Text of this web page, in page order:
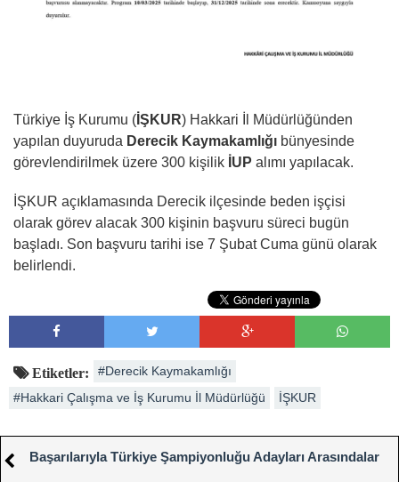
Türkiye İş Kurumu ( İŞKUR) Hakkari İl Müdürlüğünden
yapılan duyuruda Derecik Kaymakamlığı bünyesinde
görevlendirilmek üzere 300 kişilik İUP alımı yapılacak.
İŞKUR açıklamasında Derecik ilçesinde beden işçisi
olarak görev alacak 300 kişinin başvuru süreci bugün
başladı. Son başvuru tarihi ise 7 Şubat Cuma günü olarak
belirlendi.
Etiketler:
#Derecik Kaymakamlığı
#Hakkari Çalışma ve İş Kurumu İl Müdürlüğü
İŞKUR
Başarılarıyla Türkiye Şampiyonluğu Adayları Arasındalar